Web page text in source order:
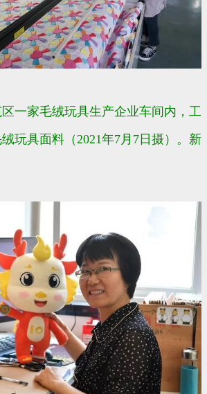
一家毛绒玩具生产企业车间内，工
玩具面料（2021年7月7日摄）。新